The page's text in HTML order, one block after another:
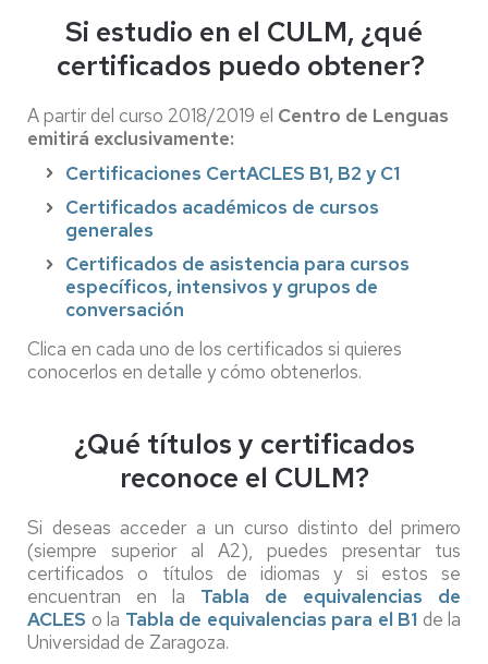
Si estudio en el CULM, ¿qué
certificados puedo obtener?
A partir del curso 2018/2019 el Centro de Lenguas
emitirá exclusivamente:
Certificaciones CertACLES B1, B2 y C1
Certificados académicos de cursos
generales
Certificados de asistencia para cursos
específicos, intensivos y grupos de
conversación
Clica en cada uno de los certificados si quieres
conocerlos en detalle y cómo obtenerlos.
¿Qué títulos y certificados
reconoce el CULM?
Si deseas acceder a un curso distinto del primero
(siempre superior al A2), puedes presentar tus
certificados o títulos de idiomas y si estos se
encuentran en la Tabla de equivalencias de
ACLES o la Tabla de equivalencias para el B1 de la
Universidad de Zaragoza.